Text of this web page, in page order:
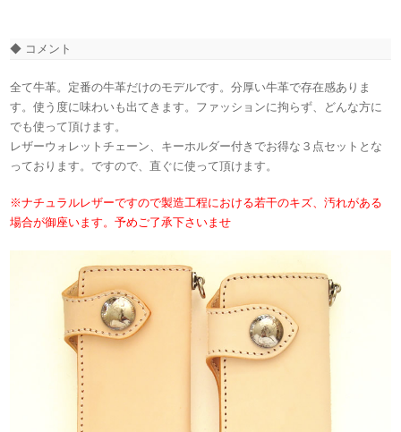
◆ コメント
全て牛革。定番の牛革だけのモデルです。分厚い牛革で存在感ありま
す。使う度に味わいも出てきます。ファッションに拘らず、どんな方に
でも使って頂けます。
レザーウォレットチェーン、キーホルダー付きでお得な３点セットとな
っております。ですので、直ぐに使って頂けます。
※ナチュラルレザーですので製造工程における若干のキズ、汚れがある
場合が御座います。予めご了承下さいませ